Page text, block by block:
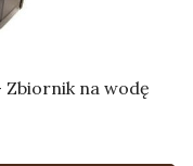
na wodę